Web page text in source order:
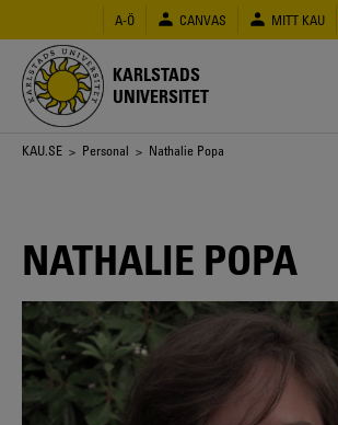
huvudinnehåll
A-Ö CANVAS MITT KAU
KARLSTADS
UNIVERSITET
Länkstig
KAU.SE > Personal > Nathalie Popa
NATHALIE POPA